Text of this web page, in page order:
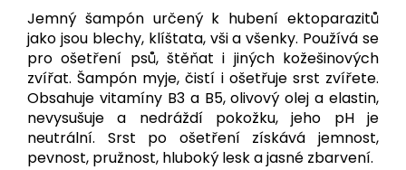
Jemný šampón určený k hubení ektoparazitů
jako jsou blechy, klíštata, vši a všenky. Používá se
pro ošetření psů, štěňat i jiných kožešinových
zvířat. Šampón myje, čistí i ošetřuje srst zvířete.
Obsahuje vitamíny B3 a B5, olivový olej a elastin,
nevysušuje a nedráždí pokožku, jeho pH je
neutrální. Srst po ošetření získává jemnost,
pevnost, pružnost, hluboký lesk a jasné zbarvení.